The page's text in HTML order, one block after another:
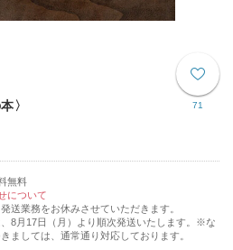
71
〉
無料
について
送業務をお休みさせていただきます。
、8月17日（月）より順次発送いたします。※な
ましては、通常通り対応しております。